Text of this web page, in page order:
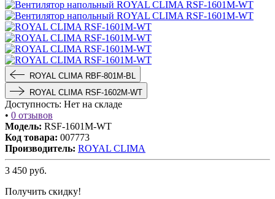
ROYAL CLIMA RBF-801M-BL
ROYAL CLIMA RSF-1602M-WT
Доступность: Нет на складе
• 0 отзывов
Модель: RSF-1601M-WT
Код товара: 007773
Производитель: ROYAL CLIMA
3 450 руб.
Получить скидку!